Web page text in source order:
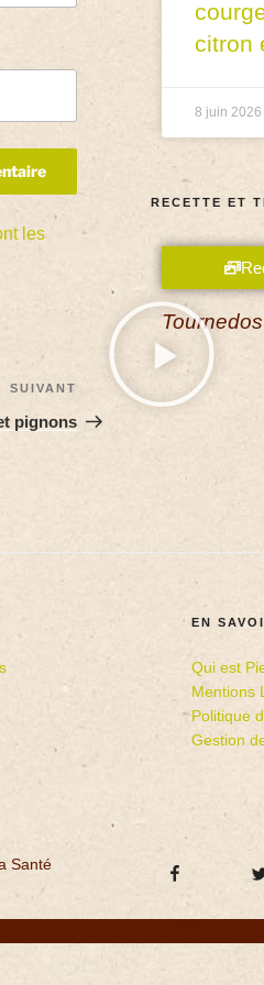
les
SUIVANT
pignons
citron
8 juin 2026
RECETTE ET
EN
Qui est
Mentions
Politique
Gestion
Santé